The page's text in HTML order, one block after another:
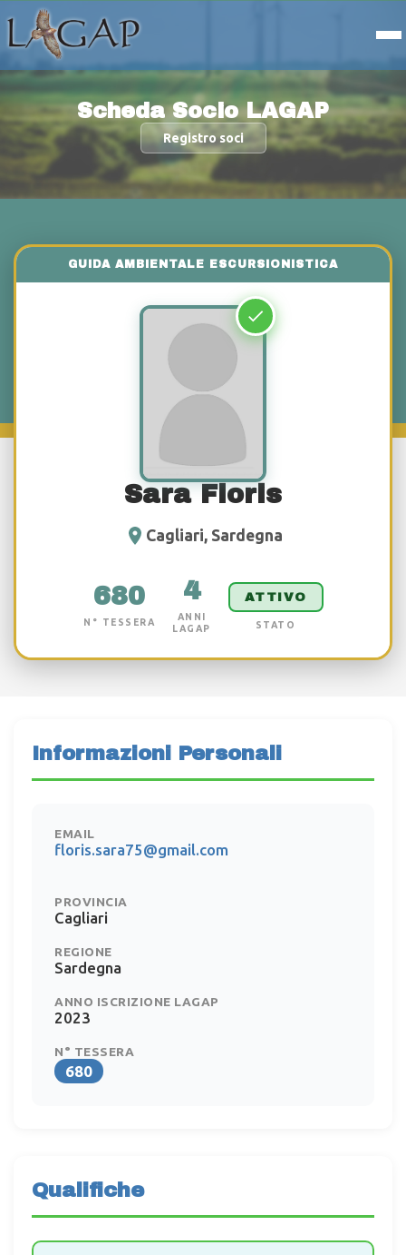
Scheda Socio LAGAP
Registro soci
Sara Floris
Cagliari, Sardegna
680
N° TESSERA
4
ANNI
LAGAP
ATTIVO
STATO
Informazioni Personali
EMAIL
floris.sara75@gmail.com
PROVINCIA
Cagliari
REGIONE
Sardegna
ANNO ISCRIZIONE LAGAP
2023
N° TESSERA
680
Qualifiche